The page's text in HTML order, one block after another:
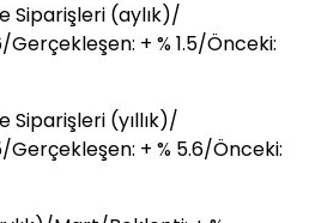
Siparişleri (aylık)/
+ % 1.5/Önceki:
(yıllık)/
Gerçekleşen: + % 5.6/Önceki: